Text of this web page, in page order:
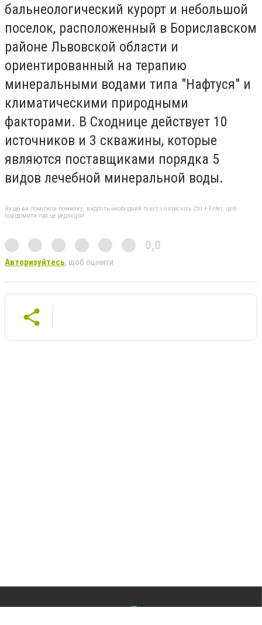
бальнеологический курорт и небольшой
поселок, расположенный в Бориславском
районе Львовской области и
ориентированный на терапию
минеральными водами типа "Нафтуся" и
климатическими природными
факторами. В Сходнице действует 10
источников и 3 скважины, которые
являются поставщиками порядка 5
видов лечебной минеральной воды.
Якщо ви помітили помилку, виділіть необхідний текст і натисніть Ctrl + Enter, щоб
повідомити про це редакцію
0,0
Авторизуйтесь, щоб оцінити